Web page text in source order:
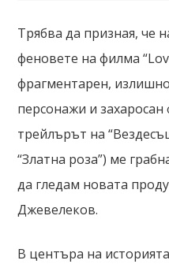
Трябва да призная, че
феновете на филма
фрагментарен,
персонажи и
трейлърът на
“Златна роза”) ме
да гледам новата
Джевелеков.
В центъра на